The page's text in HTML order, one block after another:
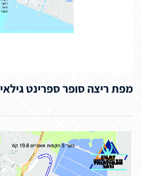
מפת ריצה סופר ספרינט גילאי 14-15